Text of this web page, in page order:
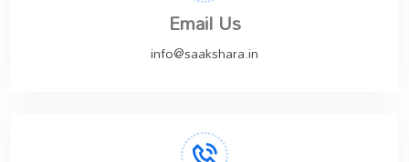
Email Us
info@saakshara.in